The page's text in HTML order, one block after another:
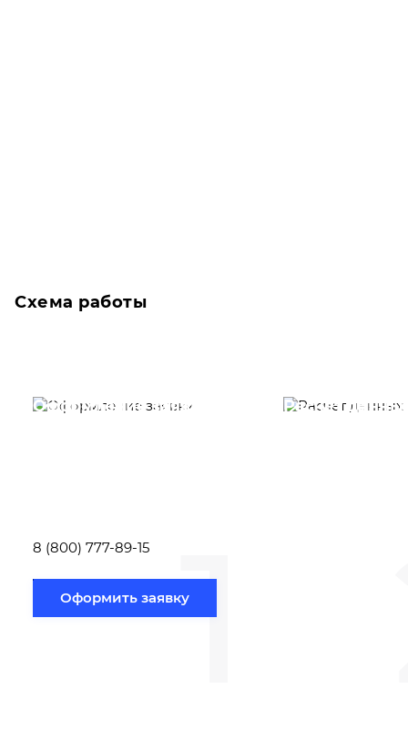
Схема работы
1
Оформление заявки
8 (800) 777-89-15
Оформить заявку
Расчет